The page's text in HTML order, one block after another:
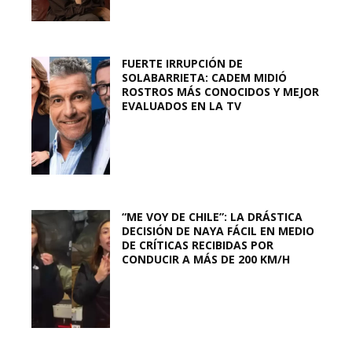
FUERTE IRRUPCIÓN DE
SOLABARRIETA: CADEM MIDIÓ
ROSTROS MÁS CONOCIDOS Y MEJOR
EVALUADOS EN LA TV
“ME VOY DE CHILE”: LA DRÁSTICA
DECISIÓN DE NAYA FÁCIL EN MEDIO
DE CRÍTICAS RECIBIDAS POR
CONDUCIR A MÁS DE 200 KM/H